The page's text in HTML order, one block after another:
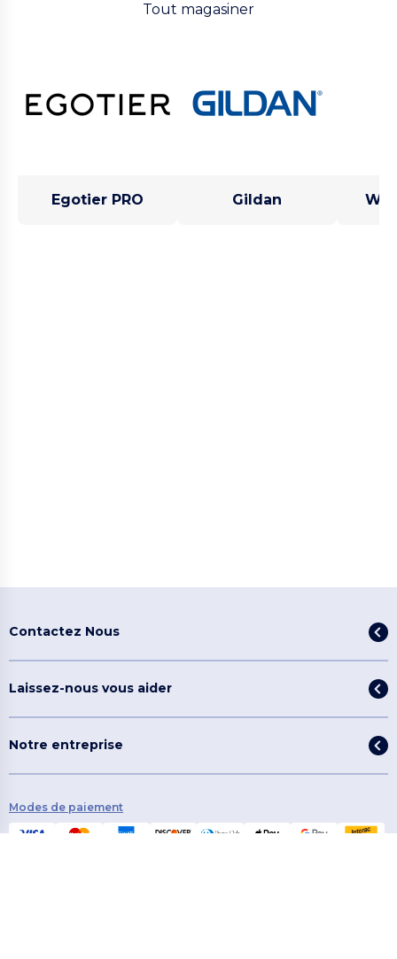
Tout magasiner
Egotier PRO Gildan
Modes de paiement
Contactez Nous
Laissez-nous vous aider
Notre entreprise